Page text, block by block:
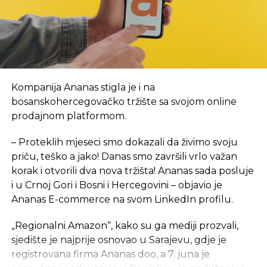
početak, kancelarije NTP-a biće u novom objektu
Arhitektonsko-građevinsko-geodetskog fakulteta i
Šumarskog fakulteta, u krugu Univerzitetskog
grada. Inače, lokacija je u neposrednoj blizini
tehničke dokumentacije tada bila u toku. Tada je i
rečeno da se na proljeće 2024. godine planira
polaganje kamena temeljca za izgradnju ovog
metara, sa planiranim rokom od 24 mjeseca, a tada
je procijenjeno da će okvirna vrijednost objekta,
neophodnom opremom i laboratorijom, iznositi 15
mil EUR.
odobrio sredstva za dva projekta u Srpskoj– jedan
je izgradnja Studentskog centra u Foči, a drugi
izgradnja Naučno-tehnološkog parka u Banjaluci.
Kompanija Ananas stigla je i na
bosanskohercegovačko tržište sa svojom online
prodajnom platformom.
– Proteklih mjeseci smo dokazali da živimo svoju
priču, teško a jako! Danas smo završili vrlo važan
korak i otvorili dva nova tržišta! Ananas sada posluje
i u Crnoj Gori i Bosni i Hercegovini – objavio je
Ananas E-commerce na svom LinkedIn profilu.
„Regionalni Amazon“, kako su ga mediji prozvali,
sjedište je najprije osnovao u Sarajevu, gdje je
registrovana firma Ananas doo, a 7. juna je